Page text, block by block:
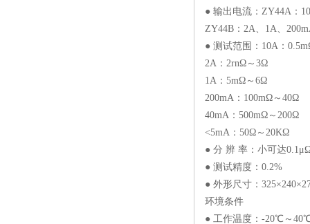
● 输出电流：ZY44A：
ZY44B：2A、1A、
● 测试范围：10A：
2A：2rnΩ～3Ω
1A：5mΩ～6Ω
200mA：100mΩ～40Ω
40mA：500mΩ～200Ω
<5mA：50Ω～20KΩ
● 分 辨 率：小可达
● 测试精度：0.2%
● 外形尺寸：
环境条件
● 工作温度：-20℃～